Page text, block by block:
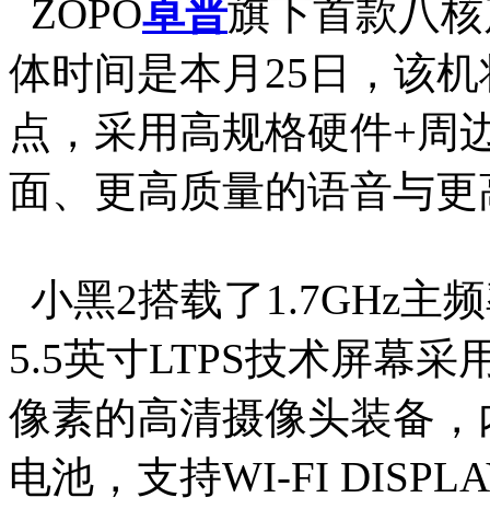
ZOPO卓普旗下首款八
体时间是本月25日，该
点，采用高规格硬件+周
面、更高质量的语音与
小黑2搭载了1.7GHz主
5.5英寸LTPS技术屏幕采
像素的高清摄像头装备
电池，支持WI-FI